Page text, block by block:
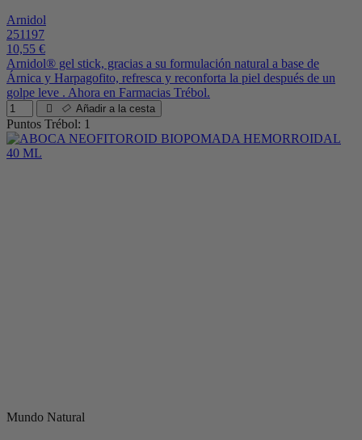
Arnidol
251197
10,55 €
Arnidol® gel stick, gracias a su formulación natural a base de
Árnica y Harpagofito, refresca y reconforta la piel después de un
golpe leve . Ahora en Farmacias Trébol.
Añadir a la cesta
Puntos Trébol: 1
Mundo Natural